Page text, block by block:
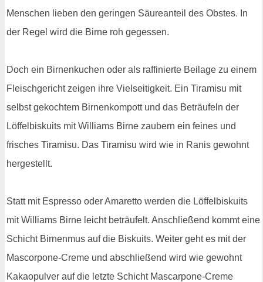
Menschen lieben den geringen Säureanteil des Obstes. In
der Regel wird die Birne roh gegessen.
Doch ein Birnenkuchen oder als raffinierte Beilage zu einem
Fleischgericht zeigen ihre Vielseitigkeit. Ein Tiramisu mit
selbst gekochtem Birnenkompott und das Beträufeln der
Löffelbiskuits mit Williams Birne zaubern ein feines und
frisches Tiramisu. Das Tiramisu wird wie in Ranis gewohnt
hergestellt.
Statt mit Espresso oder Amaretto werden die Löffelbiskuits
mit Williams Birne leicht beträufelt. Anschließend kommt eine
Schicht Birnenmus auf die Biskuits. Weiter geht es mit der
Mascorpone-Creme und abschließend wird wie gewohnt
Kakaopulver auf die letzte Schicht Mascarpone-Creme